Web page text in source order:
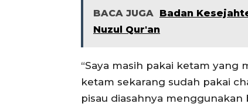
BACA JUGA Badan
Nuzul Qur'an
“Saya masih pakai ketam yang
ketam sekarang sudah pakai
pisau diasahnya menggunakan